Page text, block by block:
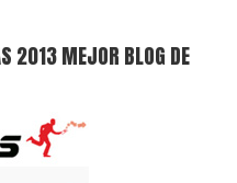
2013 MEJOR BLOG DE